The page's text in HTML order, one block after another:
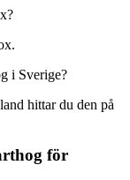
i Sverige?
hittar du den på
för